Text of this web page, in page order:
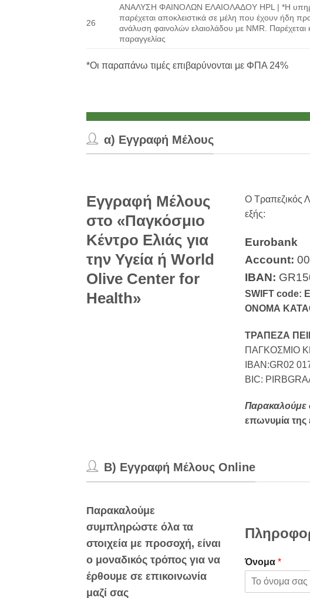
26
ΑΝΑΛΥΣΗ ΦΑΙΝΟΛΩΝ ΕΛΑΙΟΛΑΔΟΥ HPL | *Η
παρέχεται αποκλειστικά σε μέλη που έχουν ήδη
ανάλυση φαινολών ελαιολάδου με NMR. Παρέχεται
παραγγελίας
*Οι παραπάνω τιμές επιβαρύνονται με ΦΠΑ 24%
α) Εγγραφή Μέλους
Εγγραφή Μέλους
στο «Παγκόσμιο
Κέντρο Ελιάς για
την Υγεία ή World
Olive Center for
Health»
Ο Τραπεζικός
εξής:
Eurobank
Account:
IBAN:
SWIFT code:
ΟΝΟΜΑ
ΤΡΑΠΕΖΑ
ΠΑΓΚΟΣΜΙΟ
IBAN:GR02
BIC:
Παρακαλούμε
επωνυμία της
B) Εγγραφή Μέλους Online
Παρακαλούμε
συμπληρώστε όλα τα
στοιχεία με προσοχή, είναι
ο μοναδικός τρόπος για να
έρθουμε σε επικοινωνία
μαζί σας
Όνομα *